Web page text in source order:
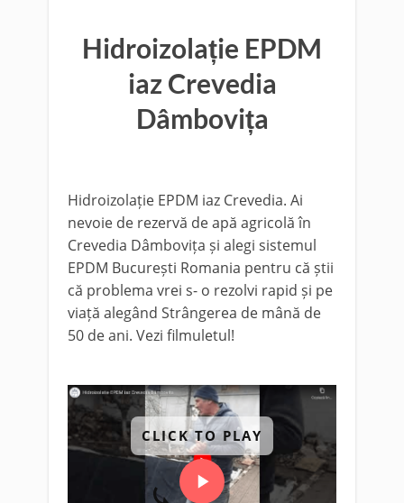
Hidroizolație EPDM
iaz Crevedia
Dâmbovița
Hidroizolație EPDM iaz Crevedia. Ai
nevoie de rezervă de apă agricolă în
Crevedia Dâmbovița și alegi sistemul
EPDM București Romania pentru că știi
că problema vrei s- o rezolvi rapid și pe
viață alegând Strângerea de mână de
50 de ani. Vezi filmuletul!
CLICK TO PLAY